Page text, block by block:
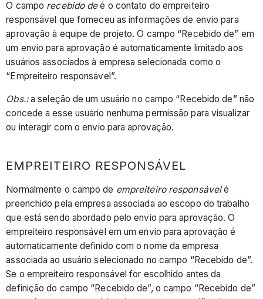
O campo recebido deé o contato do empreiteiro
responsável que forneceu as informações de envio para
aprovação à equipe de projeto. O campo “Recebido de” em
um envio para aprovação é automaticamente limitado aos
usuários associados à empresa selecionada como o
“Empreiteiro responsável”.
Obs.:a seleção de um usuário no campo “Recebido de” não
concede a esse usuário nenhuma permissão para visualizar
ou interagir com o envio para aprovação.
EMPREITEIRO RESPONSÁVEL
Normalmente o campo de empreiteiro responsávelé
preenchido pela empresa associada ao escopo do trabalho
que está sendo abordado pelo envio para aprovação. O
empreiteiro responsável em um envio para aprovação é
automaticamente definido com o nome da empresa
associada ao usuário selecionado no campo “Recebido de”.
Se o empreiteiro responsável for escolhido antes da
definição do campo “Recebido de”, o campo “Recebido de”